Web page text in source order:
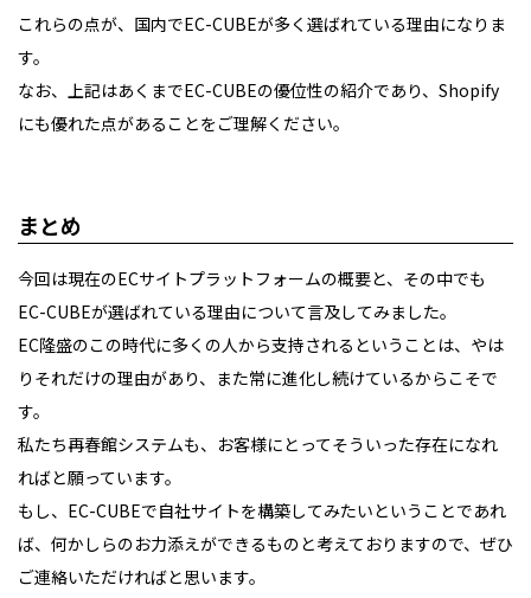
これらの点が、国内でEC-CUBEが多く選ばれている理由になりま
す。
なお、上記はあくまでEC-CUBEの優位性の紹介であり、Shopify
にも優れた点があることをご理解ください。
まとめ
今回は現在のECサイトプラットフォームの概要と、その中でも
EC-CUBEが選ばれている理由について言及してみました。
EC隆盛のこの時代に多くの人から支持されるということは、やは
りそれだけの理由があり、また常に進化し続けているからこそで
す。
私たち再春館システムも、お客様にとってそういった存在になれ
ればと願っています。
もし、EC-CUBEで自社サイトを構築してみたいということであれ
ば、何かしらのお力添えができるものと考えておりますので、ぜひ
ご連絡いただければと思います。